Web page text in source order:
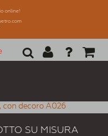
online!
con decoro A026
SU MISURA